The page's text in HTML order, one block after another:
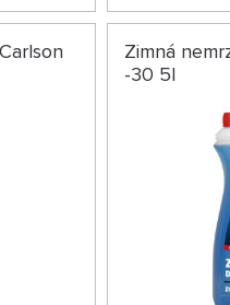
Zimná
-30 5l